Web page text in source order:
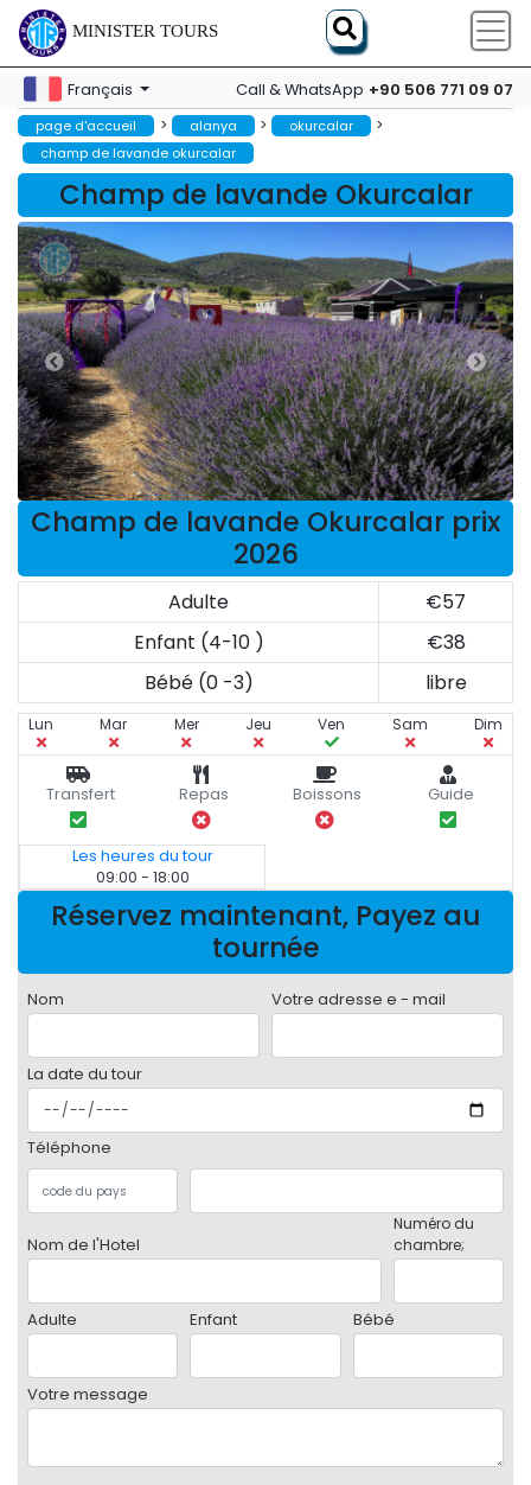
MINISTER TOURS
Français Call & WhatsApp +90 506 771 09 07
page d'accueil > alanya > okurcalar >
champ de lavande okurcalar
Champ de lavande Okurcalar
Champ de lavande Okurcalar prix
2026
Adulte
€57
Enfant (4-10 )
€38
Bébé (0 -3)
libre
Lun Mar Mer Jeu Ven Sam Dim
Transfert Repas Boissons Guide
Les heures du tour
09:00 - 18:00
Réservez maintenant, Payez au
tournée
Nom Votre adresse e - mail
La date du tour
Téléphone
Nom de l'Hotel
Numéro du
chambre;
Adulte Enfant Bébé
Votre message